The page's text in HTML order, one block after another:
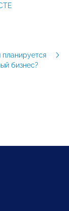
планируется
бизнес?